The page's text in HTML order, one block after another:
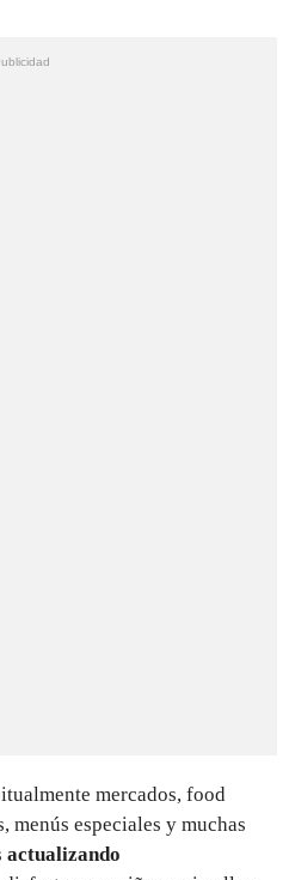
mercados, food
menús especiales y muchas
actualizando